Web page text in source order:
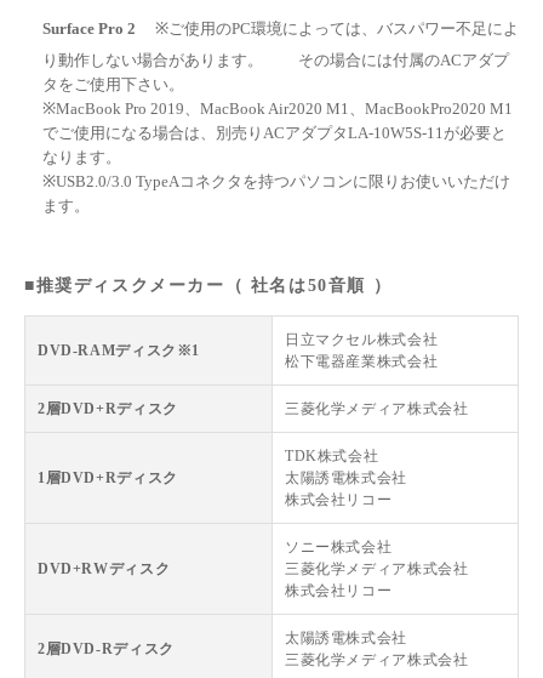
Surface Pro 2 ※ご使用のPC環境によっては、バスパワー不足によ
り動作しない場合があります。 その場合には付属のACアダプ
タをご使用下さい。
※MacBook Pro 2019、MacBook Air2020 M1、MacBookPro2020 M1
でご使用になる場合は、別売りACアダプタLA-10W5S-11が必要と
なります。
※USB2.0/3.0 TypeAコネクタを持つパソコンに限りお使いいただけ
ます。
■推奨ディスクメーカー（ 社名は50音順 ）
DVD-RAMディスク※1
日立マクセル株式会社
松下電器産業株式会社
2層DVD+Rディスク 三菱化学メディア株式会社
1層DVD+Rディスク
TDK株式会社
太陽誘電株式会社
株式会社リコー
DVD+RWディスク
ソニー株式会社
三菱化学メディア株式会社
株式会社リコー
2層DVD-Rディスク
太陽誘電株式会社
三菱化学メディア株式会社